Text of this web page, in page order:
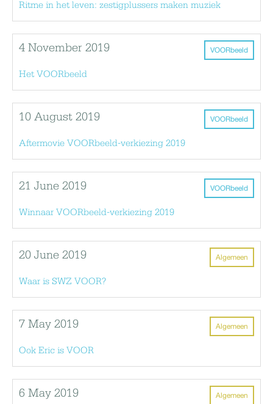
Ritme in het leven: zestigplussers maken muziek
VOORbeeld
4 November 2019
Het VOORbeeld
VOORbeeld
10 August 2019
Aftermovie VOORbeeld-verkiezing 2019
VOORbeeld
21 June 2019
Winnaar VOORbeeld-verkiezing 2019
Algemeen
20 June 2019
Waar is SWZ VOOR?
Algemeen
7 May 2019
Ook Eric is VOOR
Algemeen
6 May 2019